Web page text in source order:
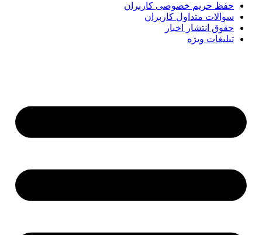
حفظ حریم خصوصی کاربران
سوالات متداول کاربران
حقوق انتشار اخبار
تبلیغات ویژه